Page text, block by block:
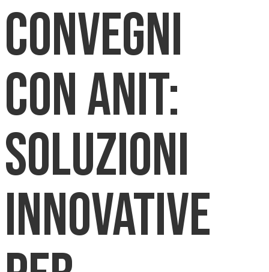
CONVEGNI
CON ANIT:
soluzioni
innovative